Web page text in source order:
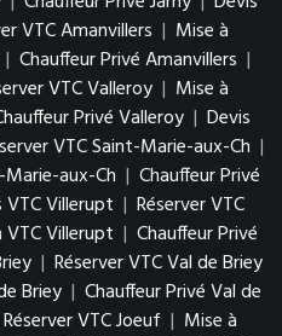
VTC Amanvillers | Mise à
| Chauffeur Privé Amanvillers |
VTC Valleroy | Mise à
Privé Valleroy | Devis
VTC Saint-Marie-aux-Ch |
aux-Ch | Chauffeur Privé
VTC Villerupt | Réserver VTC
Villerupt | Chauffeur Privé
| Réserver VTC Val de Briey
Briey | Chauffeur Privé Val de
Réserver VTC Joeuf | Mise à